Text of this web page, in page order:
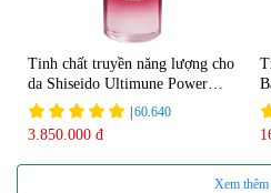
Tinh chất truyền năng lượng cho
da Shiseido Ultimune Power
75ml
60.640
3.850.000 đ
Xem thêm